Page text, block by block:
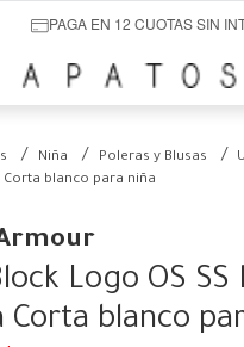
PAGA EN 12 CUOTAS SIN
Niña Poleras y Blusas
Corta blanco para niña
Logo OS SS
Corta blanco